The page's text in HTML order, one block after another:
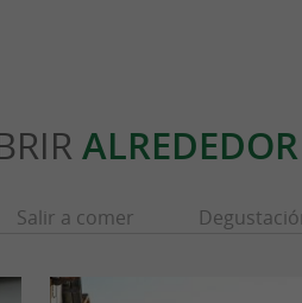
ALREDEDOR
Salir a comer